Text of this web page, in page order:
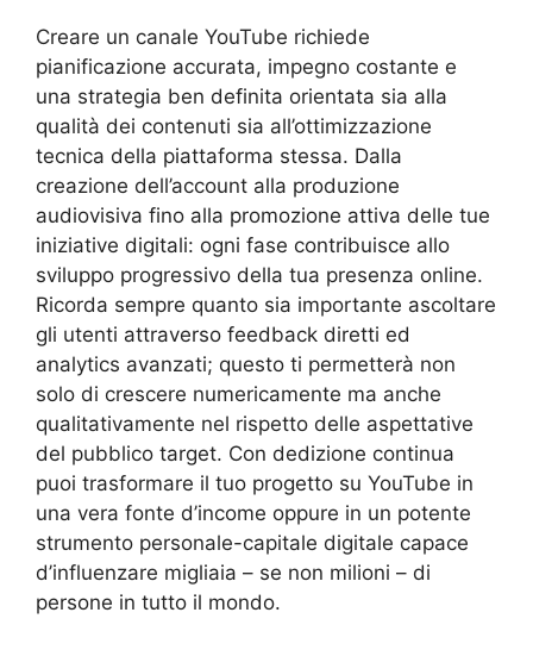
Creare un canale YouTube richiede
pianificazione accurata, impegno costante e
una strategia ben definita orientata sia alla
qualità dei contenuti sia all’ottimizzazione
tecnica della piattaforma stessa. Dalla
creazione dell’account alla produzione
audiovisiva fino alla promozione attiva delle tue
iniziative digitali: ogni fase contribuisce allo
sviluppo progressivo della tua presenza online.
Ricorda sempre quanto sia importante ascoltare
gli utenti attraverso feedback diretti ed
analytics avanzati; questo ti permetterà non
solo di crescere numericamente ma anche
qualitativamente nel rispetto delle aspettative
del pubblico target. Con dedizione continua
puoi trasformare il tuo progetto su YouTube in
una vera fonte d’income oppure in un potente
strumento personale-capitale digitale capace
d’influenzare migliaia – se non milioni – di
persone in tutto il mondo.